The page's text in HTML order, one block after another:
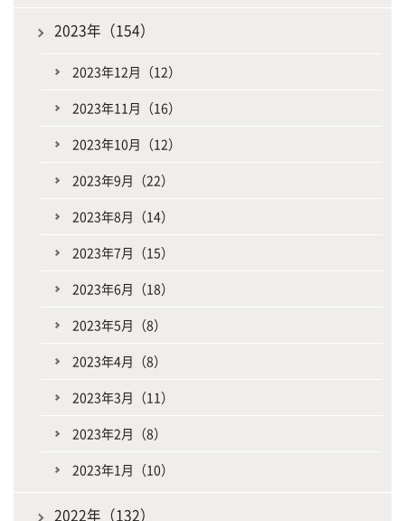
2023年（154）
2023年12月（12）
2023年11月（16）
2023年10月（12）
2023年9月（22）
2023年8月（14）
2023年7月（15）
2023年6月（18）
2023年5月（8）
2023年4月（8）
2023年3月（11）
2023年2月（8）
2023年1月（10）
2022年（132）